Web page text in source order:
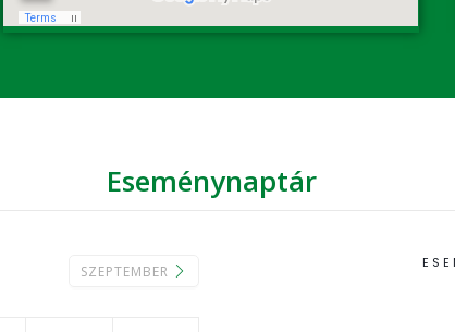
Eseménynaptár
SZEPTEMBER